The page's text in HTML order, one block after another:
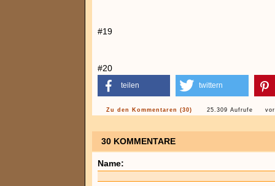
#19
#20
teilen twittern
Zu den Kommentaren (30) 25.309 Aufrufe
30 KOMMENTARE
Name: